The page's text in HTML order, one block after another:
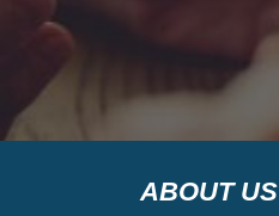
ABOUT US